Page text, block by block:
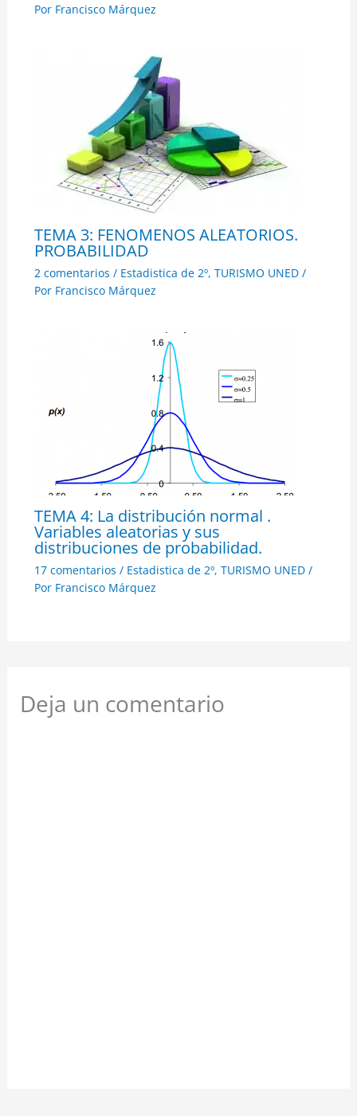
Por Francisco Márquez
TEMA 3: FENOMENOS ALEATORIOS.
PROBABILIDAD
2 comentarios / Estadistica de 2º, TURISMO UNED/
Por Francisco Márquez
TEMA 4: La distribución normal .
Variables aleatorias y sus
distribuciones de probabilidad.
17 comentarios / Estadistica de 2º, TURISMO UNED/
Por Francisco Márquez
Deja un comentario